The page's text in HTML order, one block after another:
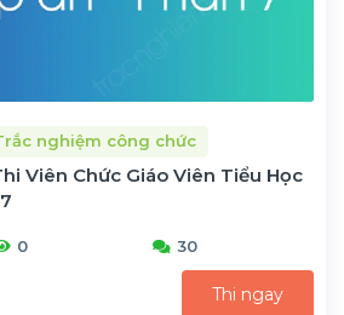
nghiệm công chức
Viên Chức Giáo Viên Tiểu Học
0 30
Thi ngay